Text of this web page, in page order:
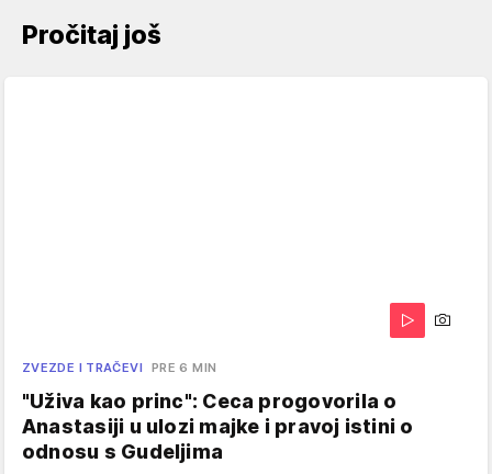
Pročitaj još
ZVEZDE I TRAČEVI PRE 6 MIN
"Uživa kao princ": Ceca progovorila o
Anastasiji u ulozi majke i pravoj istini o
odnosu s Gudeljima